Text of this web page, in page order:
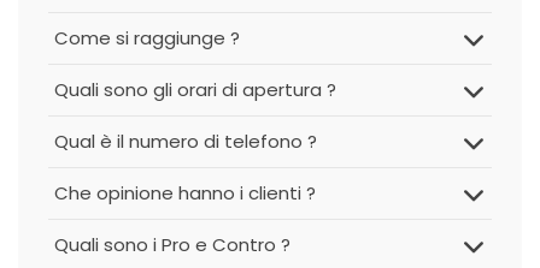
Come si raggiunge ?
Quali sono gli orari di apertura ?
Qual è il numero di telefono ?
Che opinione hanno i clienti ?
Quali sono i Pro e Contro ?